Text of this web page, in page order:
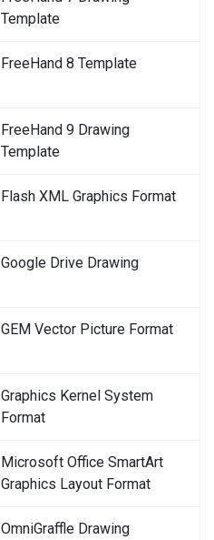
Template
FreeHand 8 Template
FreeHand 9 Drawing
Template
Flash XML Graphics Format
Google Drive Drawing
GEM Vector Picture Format
Graphics Kernel System
Format
Microsoft Office SmartArt
Graphics Layout Format
OmniGraffle Drawing